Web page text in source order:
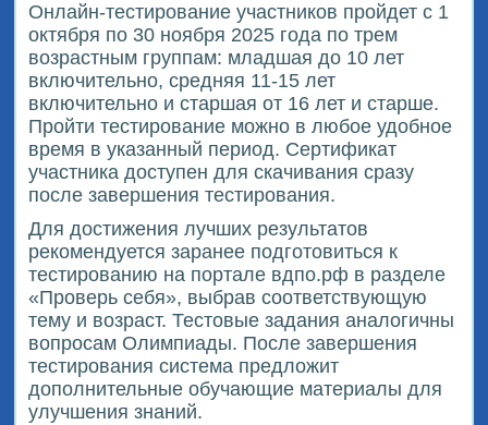
Онлайн-тестирование участников пройдет с 1
октября по 30 ноября 2025 года по трем
возрастным группам: младшая до 10 лет
включительно, средняя 11-15 лет
включительно и старшая от 16 лет и старше.
Пройти тестирование можно в любое удобное
время в указанный период. Сертификат
участника доступен для скачивания сразу
после завершения тестирования.
Для достижения лучших результатов
рекомендуется заранее подготовиться к
тестированию на портале вдпо.рф в разделе
«Проверь себя», выбрав соответствующую
тему и возраст. Тестовые задания аналогичны
вопросам Олимпиады. После завершения
тестирования система предложит
дополнительные обучающие материалы для
улучшения знаний.